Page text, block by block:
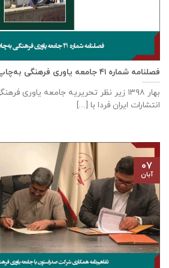
فصلنامه شماره ۴۱ جامعه یاوری فرهنگی به‌چاپ رسید
بهار ۱۳۹۸ زیر نظر تحریریه جامعه یاوری
انتشارات ایران فردا با [...]
۰۷
آبان